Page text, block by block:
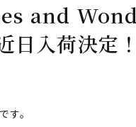
and
日入荷決定！
。